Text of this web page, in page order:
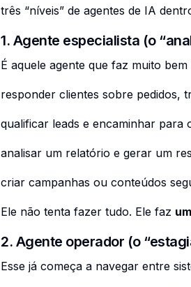
três “níveis” de agentes de IA
1. Agente especialista (o
É aquele agente que faz muito
responder clientes sobre pedidos,
qualificar leads e encaminhar para
analisar um relatório e gerar um
criar campanhas ou conteúdos
Ele não tenta fazer tudo. Ele faz
2. Agente operador (o
Esse já começa a navegar entre